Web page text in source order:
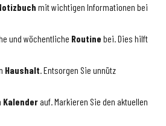
mit wichtigen Informationen bei
und wöchentliche Routine bei. Dies hilft
Haushalt . Entsorgen Sie unnütz
Kalenderauf. Markieren Sie den aktuellen